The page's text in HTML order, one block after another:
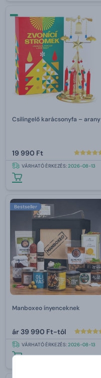
Csilingelő karácsonyfa – arany
19 990 Ft
VÁRHATÓ ÉRKEZÉS:2026-08-13
Bestseller
Manboxeo ínyenceknek
ár39 990 Ft-tól
VÁRHATÓ ÉRKEZÉS:2026-08-13